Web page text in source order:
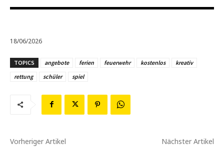
18/06/2026
TOPICS angebote ferien feuerwehr kostenlos
kreativ
rettung
schüler spiel
Vorheriger Artikel Nächster Artikel